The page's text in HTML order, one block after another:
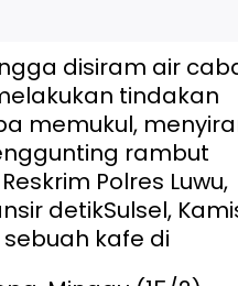
disiram air
tindakan
memukul,
rambut
Polres Luwu,
detikSulsel,
kafe di